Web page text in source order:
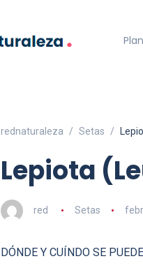
rednaturaleza Setas
Lepiota
red Setas
DÓNDE Y CUÍNDO SE